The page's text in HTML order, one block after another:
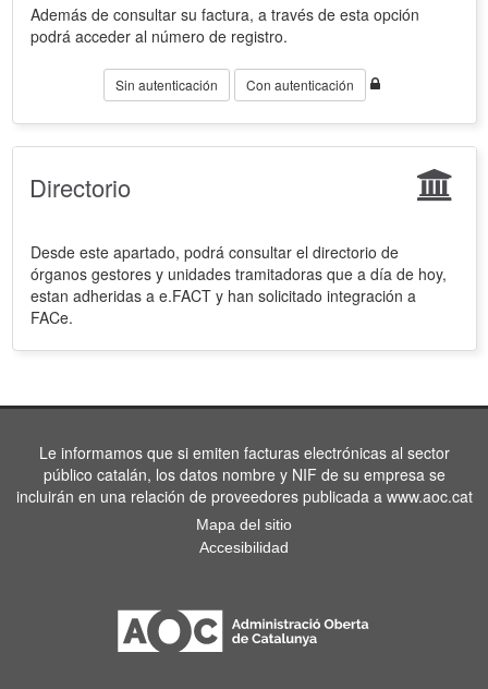
Además de consultar su factura, a través de esta opción
podrá acceder al número de registro.
Sin autenticación Con autenticación
Directorio
Desde este apartado, podrá consultar el directorio de
órganos gestores y unidades tramitadoras que a día de hoy,
estan adheridas a e.FACT y han solicitado integración a
FACe.
Le informamos que si emiten facturas electrónicas al sector
público catalán, los datos nombre y NIF de su empresa se
incluirán en una relación de proveedores publicada a www.aoc.cat
Mapa del sitio
Accesibilidad